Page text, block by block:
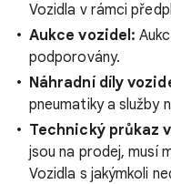
Vozidla v rámci
Aukce vozidel:
podporovány.
Náhradní díly
pneumatiky a služby
Technický průkaz
jsou na prodej, musí
Vozidla s jakýmkoli